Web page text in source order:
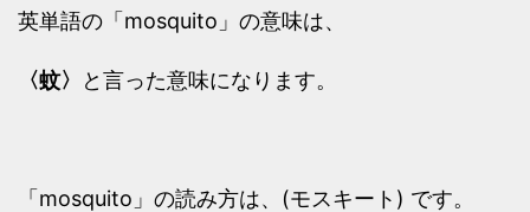
英単語の「mosquito」の意味は、
〈蚊〉 と言った意味になります。
「mosquito」の読み方は、(モスキート) です。